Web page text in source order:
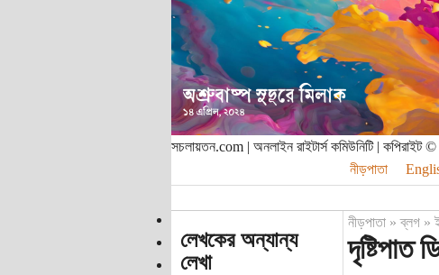
সচলায়তন.com | অনলাইন রাইটার্স কমিউনিটি | কপিরাইট
নীড়পাতা
লেখকের অন্যান্য
লেখা
নীড়পাতা»ব্লগ»